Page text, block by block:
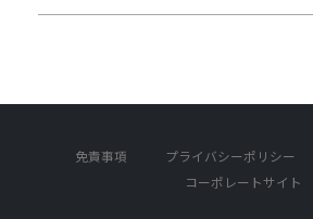
免責事項 プライバシーポリシー
コーポレートサイト